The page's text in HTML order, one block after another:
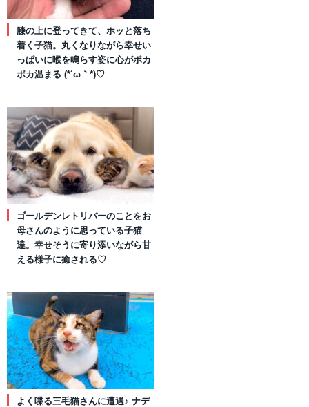
膝の上に登ってきて、ホッと落ち
着く子猫。丸くなりながら幸せい
っぱいに喉を鳴らす姿に心がポカ
ポカ温まる (*´ω｀*)♡
ゴールデンレトリバーのことをお
母さんのように思っている子猫
達。幸せそうに寄り添いながら甘
える様子に癒される♡
よく喋る三毛猫さんに遭遇♪ ナデ